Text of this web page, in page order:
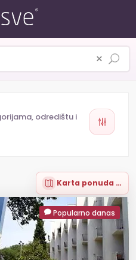
×
odredištu i
Karta ponuda (78)
Popularno danas